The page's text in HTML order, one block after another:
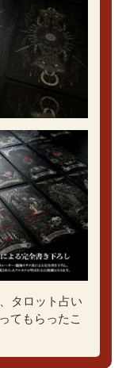
タロット占い
てもらったこ